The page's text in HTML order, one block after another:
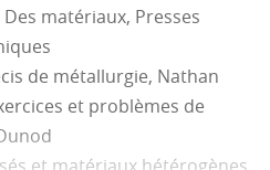
Des matériaux, Presses
de métallurgie, Nathan
et problèmes de